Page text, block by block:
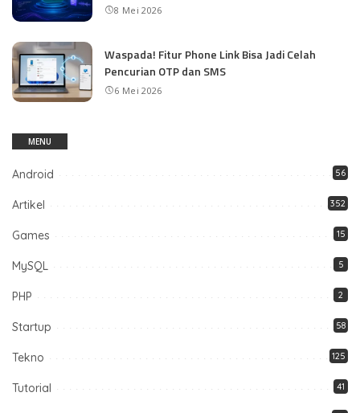
8 Mei 2026
Waspada! Fitur Phone Link Bisa Jadi Celah
Pencurian OTP dan SMS
6 Mei 2026
MENU
Android 56
Artikel 352
Games 15
MySQL 5
PHP 2
Startup 58
Tekno 125
Tutorial 41